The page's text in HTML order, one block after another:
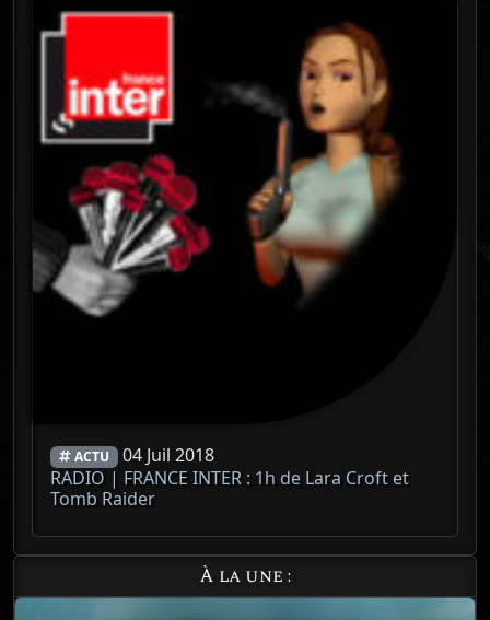
ACTU 04 Juil 2018
RADIO | FRANCE INTER : 1h de Lara Croft et
Tomb Raider
À la une :